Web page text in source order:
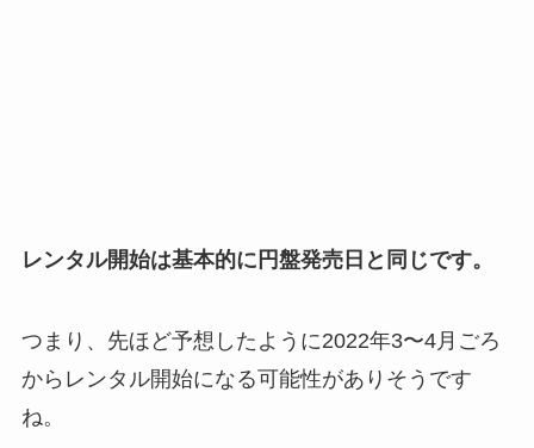
レンタル開始は基本的に円盤発売日と同じです。
つまり、先ほど予想したように2022年3〜4月ごろ
からレンタル開始になる可能性がありそうです
ね。